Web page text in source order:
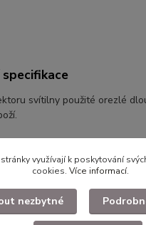
svítilny použité orezlé
využívají k poskytování
cookies. Více informací.
nezbytné